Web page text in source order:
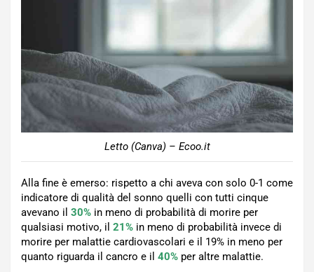
Letto (Canva) – Ecoo.it
Alla fine è emerso: rispetto a chi aveva con solo 0-1 come
indicatore di qualità del sonno quelli con tutti cinque
avevano il 30% in meno di probabilità di morire per
qualsiasi motivo, il 21% in meno di probabilità invece di
morire per malattie cardiovascolari e il 19% in meno per
quanto riguarda il cancro e il 40% per altre malattie.